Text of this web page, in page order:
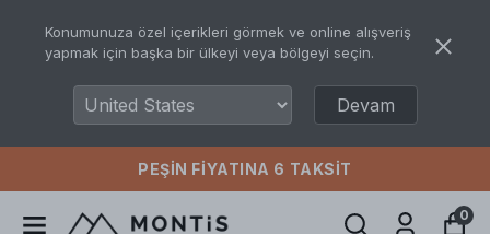
Konumunuza özel içerikleri görmek ve online alışveriş
yapmak için başka bir ülkeyi veya bölgeyi seçin.
Devam
PEŞIN FIYATINA 6 TAKSIT
0